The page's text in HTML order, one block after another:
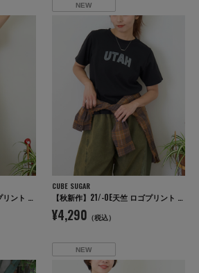
【秋新作】21/-OE天竺 ロゴプリント ジャストサイズ Tシャツ
NEW
CUBE SUGAR
【秋新作】21/-OE天竺 ロゴプリント ジャストサイズ Tシャツ
¥4,290 （税込）
NEW